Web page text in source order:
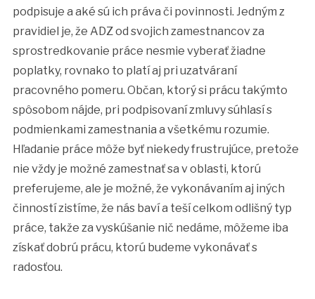
podpisuje a aké sú ich práva či povinnosti. Jedným z
pravidiel je, že ADZ od svojich zamestnancov za
sprostredkovanie práce nesmie vyberať žiadne
poplatky, rovnako to platí aj pri uzatváraní
pracovného pomeru. Občan, ktorý si prácu takýmto
spôsobom nájde, pri podpisovaní zmluvy súhlasí s
podmienkami zamestnania a všetkému rozumie.
Hľadanie práce môže byť niekedy frustrujúce, pretože
nie vždy je možné zamestnať sa v oblasti, ktorú
preferujeme, ale je možné, že vykonávaním aj iných
činností zistíme, že nás baví a teší celkom odlišný typ
práce, takže za vyskúšanie nič nedáme, môžeme iba
získať dobrú prácu, ktorú budeme vykonávať s
radosťou.